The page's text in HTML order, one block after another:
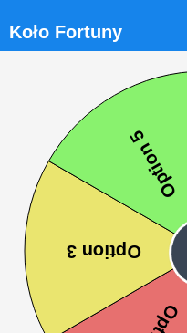
Koło Fortuny